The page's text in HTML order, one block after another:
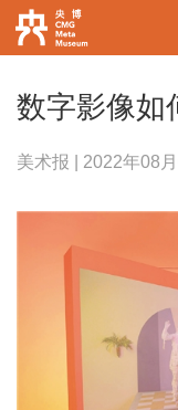
数字影像如
美术报 | 2022年08